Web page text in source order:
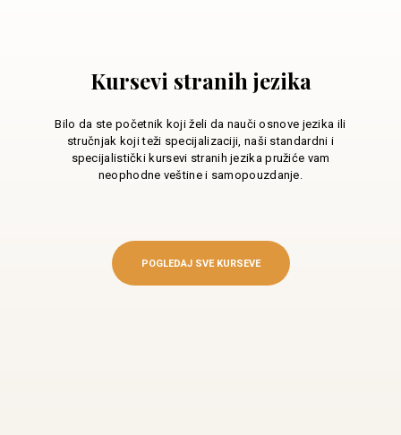
Kursevi stranih jezika
Bilo da ste početnik koji želi da nauči osnove jezika ili
stručnjak koji teži specijalizaciji, naši standardni i
specijalistički kursevi stranih jezika pružiće vam
neophodne veštine i samopouzdanje.
POGLEDAJ SVE KURSEVE